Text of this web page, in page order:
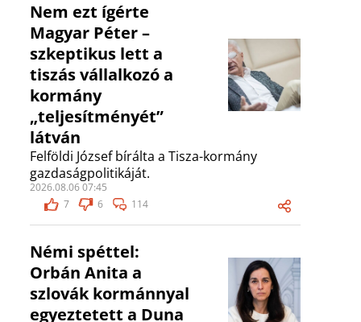
Nem ezt ígérte
Magyar Péter –
szkeptikus lett a
tiszás vállalkozó a
kormány
„teljesítményét”
látván
Felföldi József bírálta a Tisza-kormány
gazdaságpolitikáját.
2026.08.06 07:45
7
6 114
Némi spéttel:
Orbán Anita a
szlovák kormánnyal
egyeztetett a Duna